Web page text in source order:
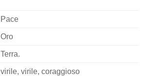
Pace
Oro
Terra.
virile, virile, coraggioso